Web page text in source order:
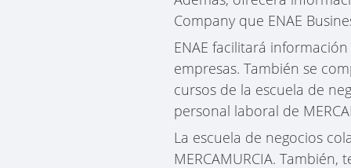
Company que ENAE
ENAE facilitará
empresas. También se
cursos de la escuela de
personal laboral de
La escuela de negocios
MERCAMURCIA.